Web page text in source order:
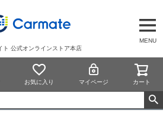
MENU
ト 公式オンラインストア本店
お気に入り マイページ カート